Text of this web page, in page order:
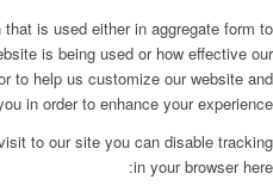
is used either in aggregate form to
is being used or how effective our
to help us customize our website and
in order to enhance your experience.
to our site you can disable tracking
in your browser here: